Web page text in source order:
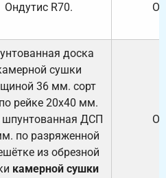
Ондутис R70.
доска
сушки
36 мм. сорт
рейке 20х40 мм.
шпунтованная ДСП
по разряженной
из обрезной
камерной сушки